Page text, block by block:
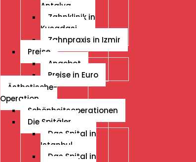
Antalya
Zahnklinik in
Kusadasi
Zahnpraxis in Izmir
Preise
Angebot
Preise in Euro
Ästhetische-
Operation
Schönheitsoperationen
Die Spitäler
Das Spital in
Istanbul
Das Spital in